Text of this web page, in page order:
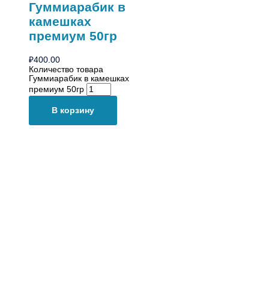
Гуммиарабик в
камешках
премиум 50гр
₽400.00
Количество товара
Гуммиарабик в камешках
премиум 50гр
В корзину